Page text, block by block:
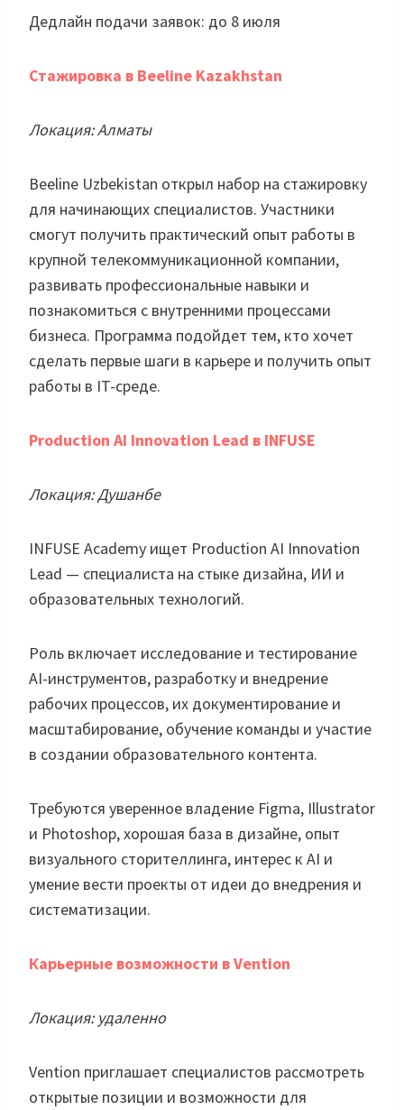
Дедлайн подачи заявок: до 8 июля
Стажировка в Beeline Kazakhstan
Локация: Алматы
Beeline Uzbekistan открыл набор на стажировку
для начинающих специалистов. Участники
смогут получить практический опыт работы в
крупной телекоммуникационной компании,
развивать профессиональные навыки и
познакомиться с внутренними процессами
бизнеса. Программа подойдет тем, кто хочет
сделать первые шаги в карьере и получить опыт
работы в IT-среде.
Production AI Innovation Lead в INFUSE
Локация: Душанбе
INFUSE Academy ищет Production AI Innovation
Lead — специалиста на стыке дизайна, ИИ и
образовательных технологий.
Роль включает исследование и тестирование
AI-инструментов, разработку и внедрение
рабочих процессов, их документирование и
масштабирование, обучение команды и участие
в создании образовательного контента.
Требуются уверенное владение Figma, Illustrator
и Photoshop, хорошая база в дизайне, опыт
визуального сторителлинга, интерес к AI и
умение вести проекты от идеи до внедрения и
систематизации.
Карьерные возможности в Vention
Локация: удаленно
Vention приглашает специалистов рассмотреть
открытые позиции и возможности для